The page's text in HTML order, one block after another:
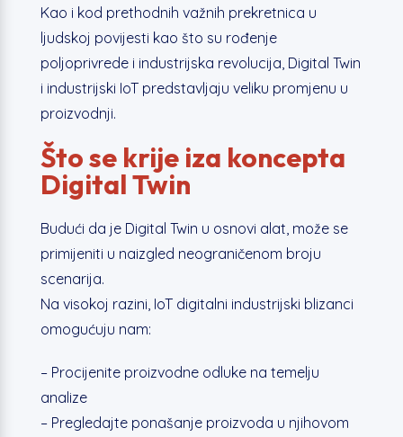
Kao i kod prethodnih važnih prekretnica u
ljudskoj povijesti kao što su rođenje
poljoprivrede i industrijska revolucija, Digital Twin
i industrijski IoT predstavljaju veliku promjenu u
proizvodnji.
Što se krije iza koncepta
Digital Twin
Budući da je Digital Twin u osnovi alat, može se
primijeniti u naizgled neograničenom broju
scenarija.
Na visokoj razini, IoT digitalni industrijski blizanci
omogućuju nam:
– Procijenite proizvodne odluke na temelju
analize
– Pregledajte ponašanje proizvoda u njihovom